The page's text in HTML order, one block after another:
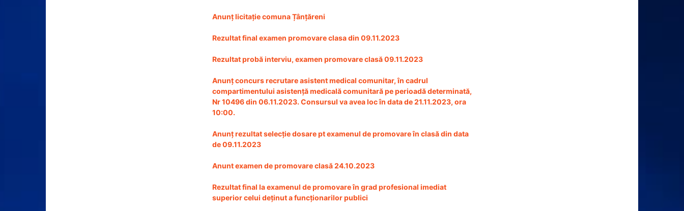
Anunț licitație comuna Țânțăreni
Rezultat final examen promovare clasa din 09.11.2023
Rezultat probă interviu, examen promovare clasă 09.11.2023
Anunț concurs recrutare asistent medical comunitar, în cadrul
compartimentului asistență medicală comunitară pe perioadă determinată,
Nr 10496 din 06.11.2023. Consursul va avea loc în data de 21.11.2023, ora
10:00.
Anunț rezultat selecție dosare pt examenul de promovare în clasă din data
de 09.11.2023
Anunt examen de promovare clasă 24.10.2023
Rezultat final la examenul de promovare în grad profesional imediat
superior celui deținut a funcționarilor publici